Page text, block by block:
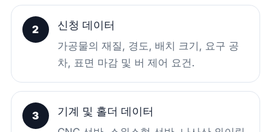
2 신청 데이터
가공물의 재질, 경도, 배치 크기, 요구 공
차, 표면 마감 및 버 제어 요건.
3 기계 및 홀더 데이터